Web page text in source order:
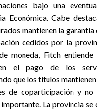
bajo una
Económica. Cabe
mantienen la garantía
cedidos por la
moneda, Fitch
el pago de los
que los títulos
de coparticipación y no
La provincia se